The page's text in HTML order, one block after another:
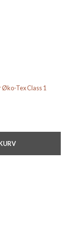
Øko-Tex Class 1